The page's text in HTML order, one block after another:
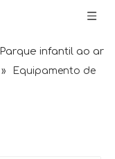
Parque infantil ao ar
»
Equipamento de